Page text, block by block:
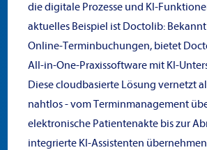
die digitale Prozesse und KI-
aktuelles Beispiel ist Doctolib:
Online-Terminbuchungen, bietet
All-in-One-Praxissoftware mit KI-
Diese cloudbasierte Lösung vernetzt
nahtlos - vom Terminmanagement
elektronische Patientenakte bis zur
integrierte KI-Assistenten